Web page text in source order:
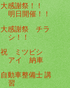
大感謝祭！！
明日開催！！
大感謝祭 チラ
シ！！
祝 ミツビシ
アイ 納車
自動車整備士 講
習